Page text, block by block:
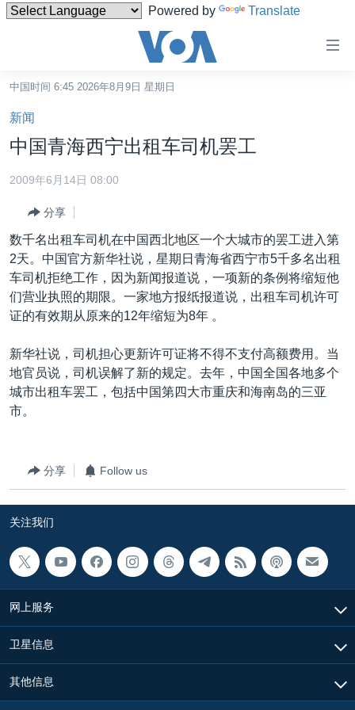
Powered by Translate
碍
链
接
转
容
跳
转
导
跳
转
到
港澳
国际
最新国际新闻
印太
欧洲
非洲
美洲
分类新闻
经济·金融·贸易
科教·文娱·体健
军事
劳工
美中关系
白宫要闻
国会报道
美中关系
埃博拉疫情
美国之音专访
重要讲话与声明
台海两岸关系
南中国海争端
关注新疆
GEN Z 看美国
VOA视频
VOA今日焦点
中文广播
其他语言网站
中国时间 6:45 2026年8月9日 星期日
新闻
中国青海西宁出租车司机罢工
2009年6月14日 08:00
分享
数千名出租车司机在中国西北地区一个大城市的罢工进入第
2天。中国官方新华社说，星期日青海省西宁市5千多名出租
车司机拒绝工作，因为新闻报道说，一项新的条例将缩短他
们营业执照的期限。一家地方报纸报道说，出租车司机许可
证的有效期从原来的12年缩短为8年 。
新华社说，司机担心更新许可证将不得不支付高额费用。当
地官员说，司机误解了新的规定。去年，中国全国各地多个
城市出租车罢工，包括中国第四大市重庆和海南岛的三亚
市。
分享 Follow us
关注我们
网上服务
卫星信息
其他信息